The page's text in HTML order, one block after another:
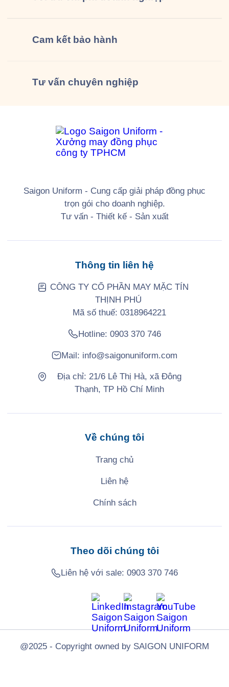
Cam kết bảo hành
Tư vấn chuyên nghiệp
Saigon Uniform - Cung cấp giải pháp đồng phục
trọn gói cho doanh nghiệp.
Tư vấn - Thiết kế - Sản xuất
Thông tin liên hệ
CÔNG TY CỔ PHẦN MAY MẶC TÍN
THỊNH PHÚ
Mã số thuế: 0318964221
Hotline: 0903 370 746
Mail: info@saigonuniform.com
Địa chỉ: 21/6 Lê Thị Hà, xã Đông
Thạnh, TP Hồ Chí Minh
Về chúng tôi
Trang chủ
Liên hệ
Chính sách
Theo dõi chúng tôi
Liên hệ với sale:0903 370 746
@2025 - Copyright owned by SAIGON UNIFORM